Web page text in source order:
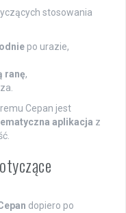
stosowania
po urazie,
ranę,
Cepan jest
aplikacja z
dopiero po